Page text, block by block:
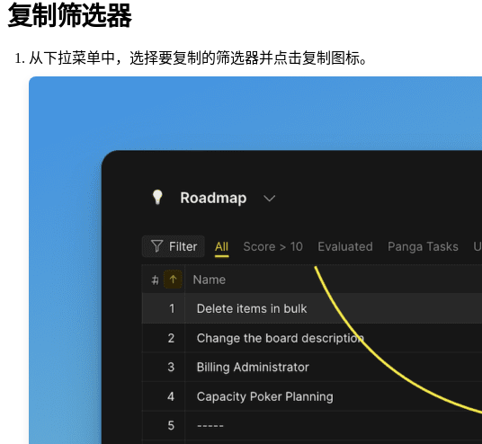
复制筛选器
从下拉菜单中，选择要复制的筛选器并点击复制图标。